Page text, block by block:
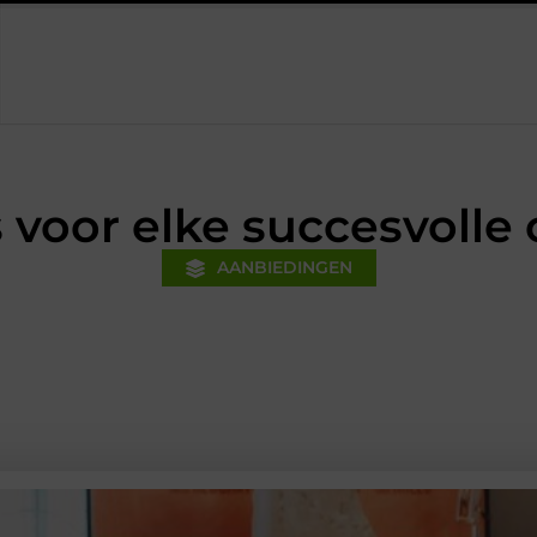
voorsprong voor jouw mkb-bedrijf met een boekhouder in
elke
AANBIEDINGEN